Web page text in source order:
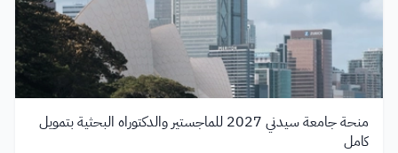
منحة جامعة سيدني 2027 للماجستير والدكتوراه البحثية بتمويل
كامل